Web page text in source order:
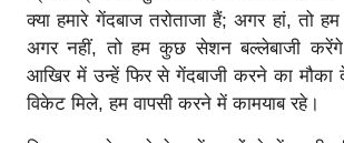
क्या हमारे गेंदबाज तरोताजा हैं; अगर हां, तो
अगर नहीं, तो हम कुछ सेशन बल्लेबाजी
आखिर में उन्हें फिर से गेंदबाजी करने का मौका
विकेट मिले, हम वापसी करने में कामयाब रहे।